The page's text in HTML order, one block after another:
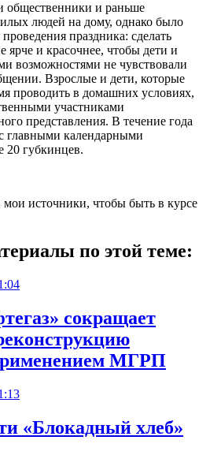
общественники и раньше
людей на дому, однако было
праздника: сделать
ярче и красочнее, чтобы дети и
возможностями не чувствовали
Взрослые и дети, которые
проводить в домашних условиях,
участниками
представления. В течение года
главными календарными
20 губкинцев.
мои источники, чтобы быть в курсе
по этой теме:
сокращает
МГРП
«Блокадный хлеб»